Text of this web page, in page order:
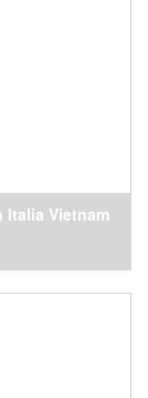
Italia Vietnam